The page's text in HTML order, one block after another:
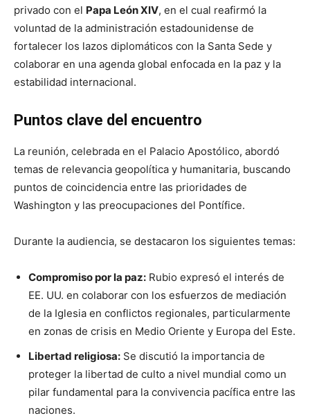
privado con el Papa León XIV, en el cual reafirmó la
voluntad de la administración estadounidense de
fortalecer los lazos diplomáticos con la Santa Sede y
colaborar en una agenda global enfocada en la paz y la
estabilidad internacional.
Puntos clave del encuentro
La reunión, celebrada en el Palacio Apostólico, abordó
temas de relevancia geopolítica y humanitaria, buscando
puntos de coincidencia entre las prioridades de
Washington y las preocupaciones del Pontífice.
Durante la audiencia, se destacaron los siguientes temas:
Compromiso por la paz: Rubio expresó el interés de
EE. UU. en colaborar con los esfuerzos de mediación
de la Iglesia en conflictos regionales, particularmente
en zonas de crisis en Medio Oriente y Europa del Este.
Libertad religiosa: Se discutió la importancia de
proteger la libertad de culto a nivel mundial como un
pilar fundamental para la convivencia pacífica entre las
naciones.